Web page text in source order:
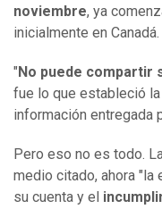
noviembre, ya
inicialmente en Canadá.
" No puede compartir
fue lo que estableció
información entregada
Pero eso no es todo.
medio citado, ahora "la
su cuenta y el